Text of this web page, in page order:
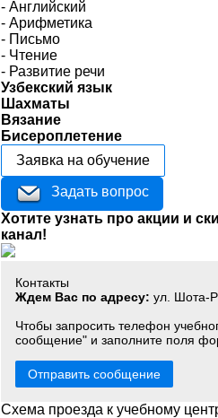
- Английский
- Арифметика
- Письмо
- Чтение
- Развитие речи
Узбекский язык
Шахматы
Вязание
Бисероплетение
Заявка на обучение
Задать вопрос
Хотите узнать про акции и
канал!
Контакты
Ждем Вас по адресу: ул. Шота-
Чтобы запросить телефон
сообщение" и заполните поля
Отправить сообщение
Схема проезда к учебному